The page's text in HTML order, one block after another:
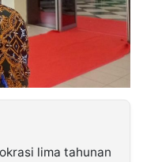
lima tahunan